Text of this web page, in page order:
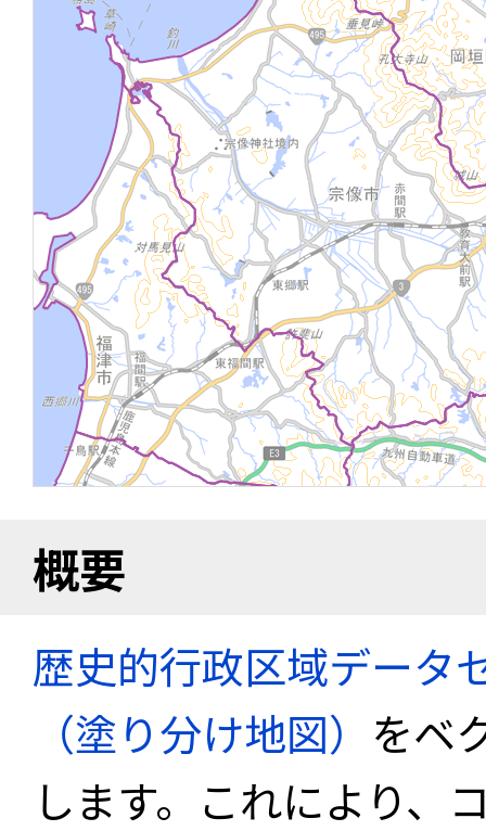
概要
歴史的行政区域データ
（塗り分け地図） をベ
します。これにより、